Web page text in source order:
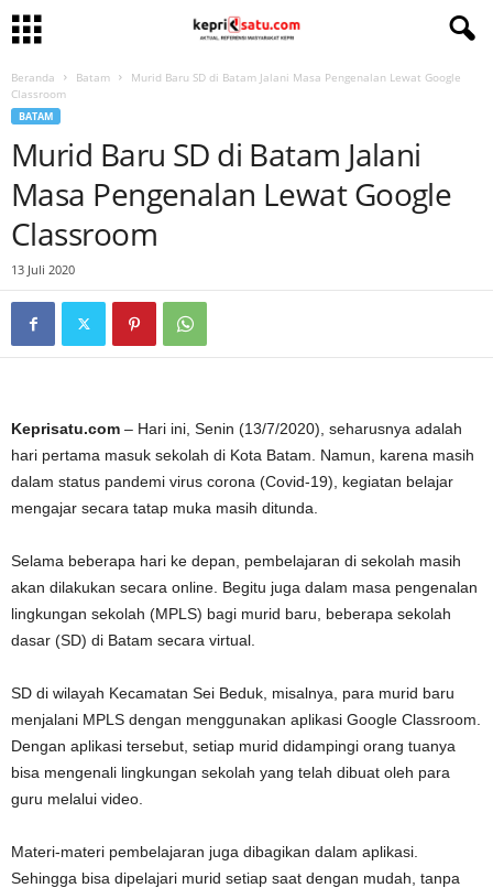
Beranda Batam
Murid Baru SD di Batam Jalani Masa Pengenalan Lewat Google
Classroom
BATAM
Murid Baru SD di Batam Jalani
Masa Pengenalan Lewat Google
Classroom
13 Juli 2020
Keprisatu.com – Hari ini, Senin (13/7/2020), seharusnya adalah
hari pertama masuk sekolah di Kota Batam. Namun, karena masih
dalam status pandemi virus corona (Covid-19), kegiatan belajar
mengajar secara tatap muka masih ditunda.
Selama beberapa hari ke depan, pembelajaran di sekolah masih
akan dilakukan secara online. Begitu juga dalam masa pengenalan
lingkungan sekolah (MPLS) bagi murid baru, beberapa sekolah
dasar (SD) di Batam secara virtual.
SD di wilayah Kecamatan Sei Beduk, misalnya, para murid baru
menjalani MPLS dengan menggunakan aplikasi Google Classroom.
Dengan aplikasi tersebut, setiap murid didampingi orang tuanya
bisa mengenali lingkungan sekolah yang telah dibuat oleh para
guru melalui video.
Materi-materi pembelajaran juga dibagikan dalam aplikasi.
Sehingga bisa dipelajari murid setiap saat dengan mudah, tanpa